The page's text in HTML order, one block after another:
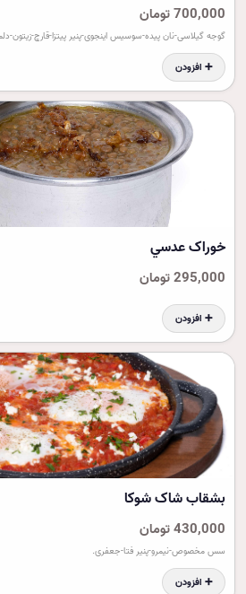
700,000 تومان
گوجه گیلاسی-نان پیده-سوسیس اینجوی-پنیر پیتزا-قارچ-زیتون-
➕ افزودن
خوراک عدسي
295,000 تومان
➕ افزودن
بشقاب شاک شوکا
430,000 تومان
سس مخصوص-نیمرو-پنیر فتا-جعفری.
➕ افزودن